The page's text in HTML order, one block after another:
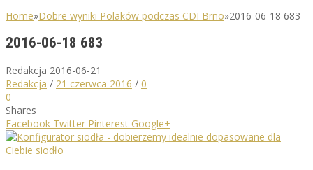
Home»Dobre wyniki Polaków podczas CDI Brno»2016-06-18 683
2016-06-18 683
Redakcja 2016-06-21
Redakcja / 21 czerwca 2016 / 0
0
Shares
Facebook Twitter Pinterest Google+